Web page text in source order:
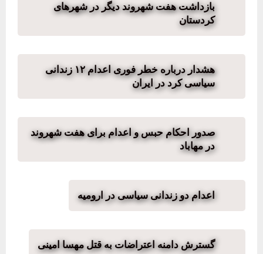
بازداشت هفت شهروند دیگر در شهرهای
کردستان
هشدار درباره خطر فوری اعدام ۱۲ زندانی
سیاسی کرد در ایران
صدور احکام حبس و اعدام برای هفت شهروند
در مهاباد
اعدام دو زندانی سیاسی در ارومیه
گسترش دامنه اعتراضات به قتل مهسا امینی